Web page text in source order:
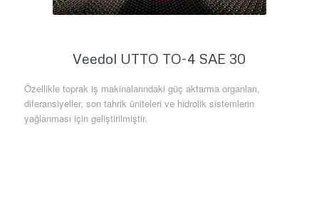
Veedol UTTO TO-4 SAE 30
Özellikle toprak iş makinalarındaki güç aktarma organları,
diferansiyeller, son tahrik üniteleri ve hidrolik sistemlerin
yağlanması için geliştirilmiştir.